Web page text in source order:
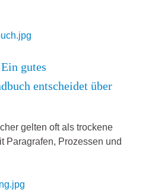
gutes
entscheidet über
gelten oft als trockene
Paragrafen, Prozessen und